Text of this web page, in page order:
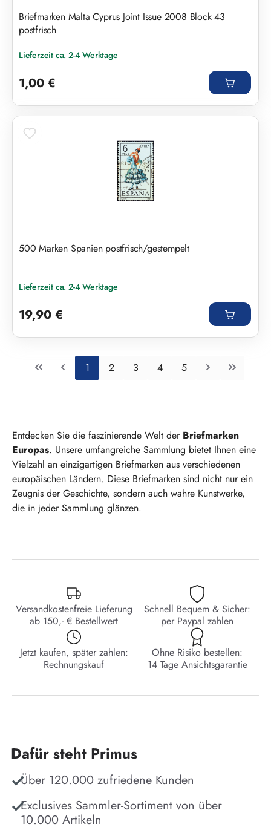
Briefmarken Malta Cyprus Joint Issue 2008 Block 43
postfrisch
Lieferzeit ca. 2-4 Werktage
1,00 €
500 Marken Spanien postfrisch/gestempelt
Lieferzeit ca. 2-4 Werktage
19,90 €
Seite
1 Seite
2 Seite
3 Seite
4 Seite
5
Entdecken Sie die faszinierende Welt der Briefmarken
Europas. Unsere umfangreiche Sammlung bietet Ihnen eine
Vielzahl an einzigartigen Briefmarken aus verschiedenen
europäischen Ländern. Diese Briefmarken sind nicht nur ein
Zeugnis der Geschichte, sondern auch wahre Kunstwerke,
die in jeder Sammlung glänzen.
Versandkostenfreie Lieferung
ab 150,- € Bestellwert
Schnell Bequem & Sicher:
per Paypal zahlen
Jetzt kaufen, später zahlen:
Rechnungskauf
Ohne Risiko bestellen:
14 Tage Ansichtsgarantie
Dafür steht Primus
Über 120.000 zufriedene Kunden
Exclusives Sammler-Sortiment von über
10.000 Artikeln